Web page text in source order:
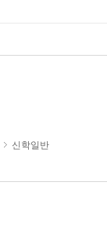
신학일반